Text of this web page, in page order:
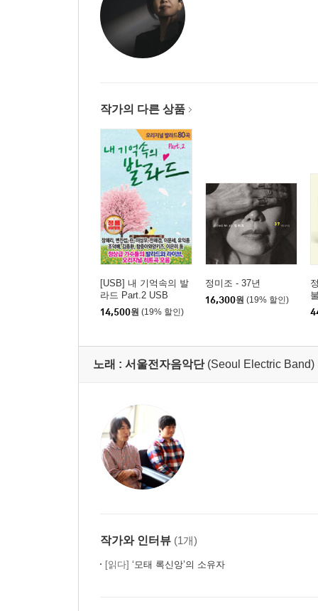
작가의 다른 상품
[USB] 내 기억속의 발
라드 Part.2 USB
14,500원 (19% 할인)
정미조 - 37년
16,300원 (19% 할인)
[
노래 : 서울전자음악단 (Seoul Electric Band)
작가와 인터뷰 (1개)
[읽다] ‘모태 록신앙’의 소유자